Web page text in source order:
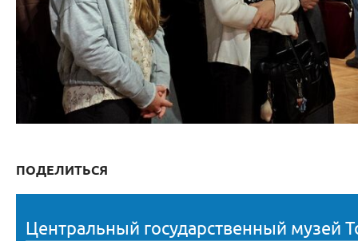
ПОДЕЛИТЬСЯ
Центральный государственный музей